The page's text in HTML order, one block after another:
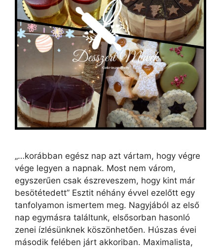
„…korábban egész nap azt vártam, hogy végre
vége legyen a napnak. Most nem várom,
egyszerűen csak észreveszem, hogy kint már
besötétedett” Esztit néhány évvel ezelőtt egy
tanfolyamon ismertem meg. Nagyjából az első
nap egymásra találtunk, elsősorban hasonló
zenei ízlésünknek köszönhetően. Húszas évei
második felében járt akkoriban. Maximalista,